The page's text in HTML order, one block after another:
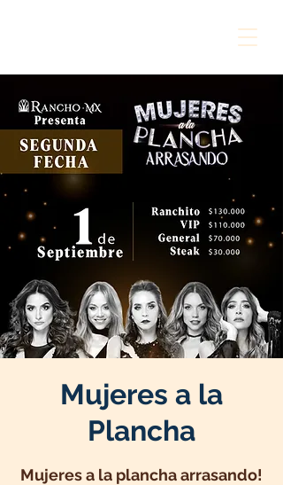
Mujeres a la
Plancha
Mujeres a la plancha arrasando!